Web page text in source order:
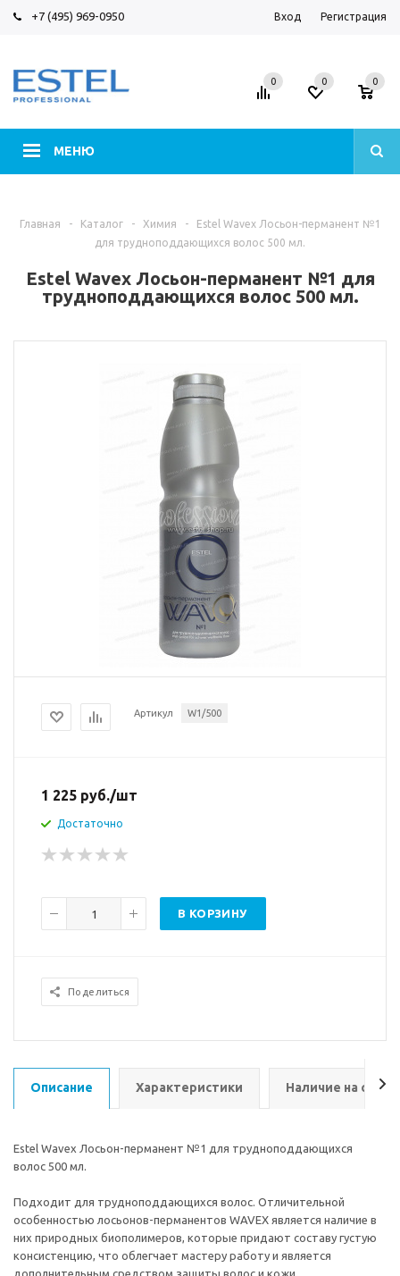
+7 (495) 969-0950 Вход Регистрация
МЕНЮ
0 0 0
Главная - Каталог - Химия -
Estel Wavex Лосьон-перманент №1
для трудноподдающихся волос 500 мл.
Estel Wavex Лосьон-перманент №1 для
трудноподдающихся волос 500 мл.
Артикул W1/500
1 225 руб./шт
Достаточно
В КОРЗИНУ
Поделиться
Описание Характеристики Наличие на
Estel Wavex Лосьон-перманент №1 для трудноподдающихся
волос 500 мл.
Подходит для трудноподдающихся волос. Отличительной
особенностью лосьонов-перманентов WAVEX является наличие в
них природных биополимеров, которые придают составу густую
консистенцию, что облегчает мастеру работу и является
дополнительным средством защиты волос и кожи.